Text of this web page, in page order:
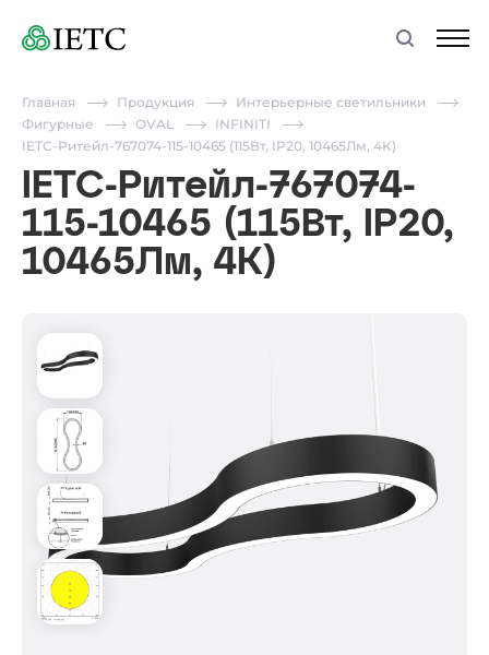
Главная Продукция
Интерьерные светильники
Фигурные
OVAL
INFINITI
IETC-Ритейл-767074-115-10465 (115Вт, IP20, 10465Лм, 4К)
IETC-Ритейл-767074-
115-10465 (115Вт, IP20,
10465Лм, 4К)